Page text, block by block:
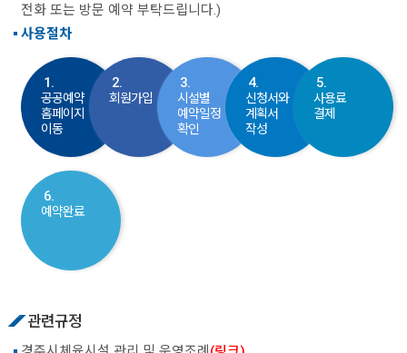
전화 또는 방문 예약 부탁드립니다.)
사용절차
1.
공공예약
홈페이지
이동
2.
회원가입
3.
시설별
예약일정
확인
4.
신청서와
계획서
작성
5.
사용료
결제
6.
예약완료
관련규정